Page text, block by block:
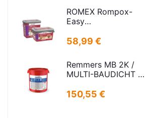
ROMEX Rompox-
Easy
Sand-basalt 25kg
58,99 €
Remmers MB 2K /
MULTI-BAUDICHT 2K
150,55 €